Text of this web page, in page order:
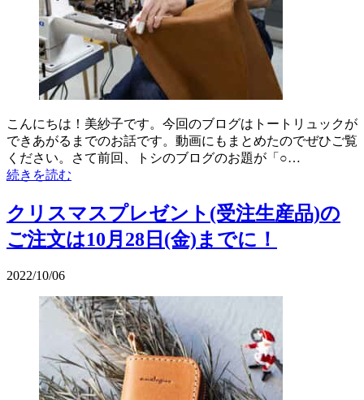
こんにちは！美紗子です。今回のブログはトートリュックが
できあがるまでのお話です。動画にもまとめたのでぜひご覧
ください。さて前回、トシのブログのお題が「○…
続きを読む
クリスマスプレゼント(受注生産品)の
ご注文は10月28日(金)までに！
2022/10/06